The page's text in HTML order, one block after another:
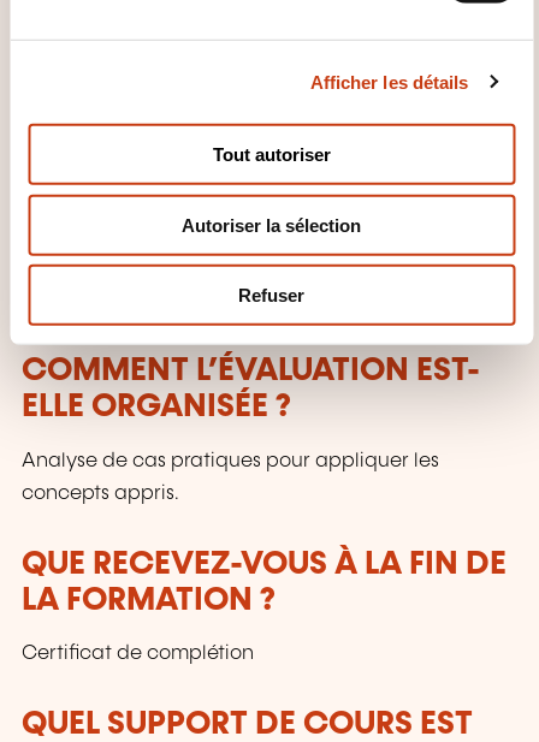
n
Afficher les détails
Tout autoriser
Autoriser la sélection
Refuser
Exemples pratiques: Études de cas et situations
Coaching individuel: Assistance personnalisée
COMMENT L’ÉVALUATION EST-
ELLE ORGANISÉE ?
Analyse de cas pratiques pour appliquer les
concepts appris.
QUE RECEVEZ-VOUS À LA FIN DE
LA FORMATION ?
Certificat de complétion
QUEL SUPPORT DE COURS EST